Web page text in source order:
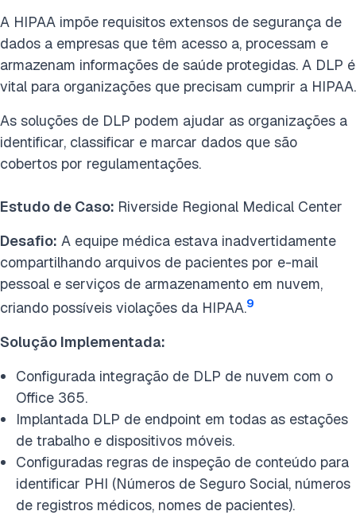
A HIPAA impõe requisitos extensos de segurança de
dados a empresas que têm acesso a, processam e
armazenam informações de saúde protegidas. A DLP é
vital para organizações que precisam cumprir a HIPAA.
As soluções de DLP podem ajudar as organizações a
identificar, classificar e marcar dados que são
cobertos por regulamentações.
Estudo de Caso: Riverside Regional Medical Center
Desafio: A equipe médica estava inadvertidamente
compartilhando arquivos de pacientes por e-mail
pessoal e serviços de armazenamento em nuvem,
criando possíveis violações da HIPAA.9
Solução Implementada:
Configurada integração de DLP de nuvem com o
Office 365.
Implantada DLP de endpoint em todas as estações
de trabalho e dispositivos móveis.
Configuradas regras de inspeção de conteúdo para
identificar PHI (Números de Seguro Social, números
de registros médicos, nomes de pacientes).